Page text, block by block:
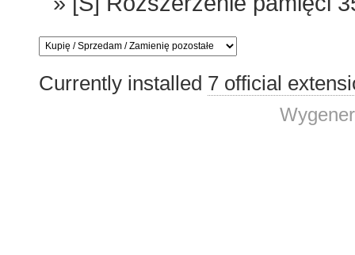
Currently installed 7 official